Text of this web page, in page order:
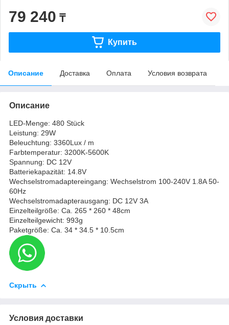
79 240 ₸
Купить
Описание Доставка Оплата Условия возврата
Описание
LED-Menge: 480 Stück
Leistung: 29W
Beleuchtung: 3360Lux / m
Farbtemperatur: 3200K-5600K
Spannung: DC 12V
Batteriekapazität: 14.8V
Wechselstromadaptereingang: Wechselstrom 100-240V 1.8A 50-
60Hz
Wechselstromadapterausgang: DC 12V 3A
Einzelteilgröße: Ca. 265 * 260 * 48cm
Einzelteilgewicht: 993g
Paketgröße: Ca. 34 * 34.5 * 10.5cm
Скрыть
Условия доставки